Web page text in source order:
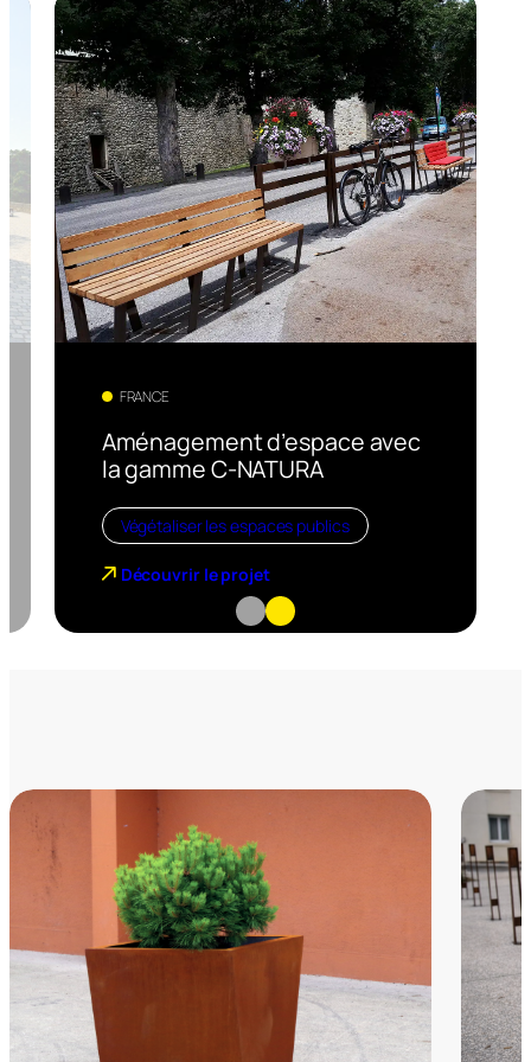
FRANCE
Aménagement d’espace avec
la gamme C-NATURA
Végétaliser les espaces publics
Découvrir le projet